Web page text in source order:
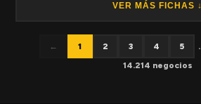
VER MÁS FICHAS ↓
← 1 2 3 4 5
14.214 negocios